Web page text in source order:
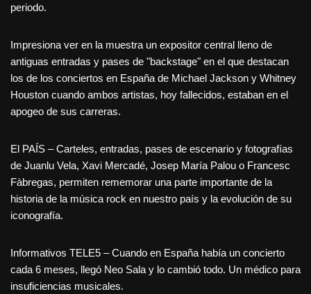
periodo.
Impresiona ver en la muestra un expositor central lleno de
antiguas entradas y pases de "backstage" en el que destacan
los de los conciertos en España de Michael Jackson y Whitney
Houston cuando ambos artistas, hoy fallecidos, estaban en el
apogeo de sus carreras.
El PAÍS – Carteles, entradas, pases de escenario y fotografías
de Juanlu Vela, Xavi Mercadé, Josep María Palou o Francesc
Fàbregas, permiten rememorar una parte importante de la
historia de la música rock en nuestro país y la evolución de su
iconografía.
Informativos TELE5 – Cuando en España había un concierto
cada 6 meses, llegó Neo Sala y lo cambió todo. Un médico para
insuficiencias musicales.